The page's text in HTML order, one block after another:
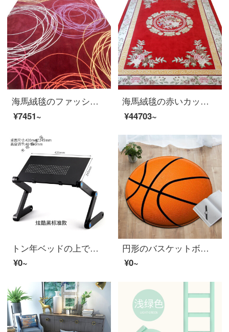
海馬絨毯のファッションは簡単です。ニュージーランドウール手製絨毯客間茶何ソファー寝室書斎オーダーメイド絨毯HM-1085オーダーメイド（平方メートルごと）のサイズが違います。カスタマーサービスに連絡してください。
¥7451~
海馬絨毯の赤いカット模様の絨毯ニュージーランドのウールの手作りの絨毯
¥44703~
トン年ベッドの上で昇降して折り畳むことができます小さいテーブルの机の上で窓の机がおっくうです。家庭用の事務室のベッドサイドのテーブルの多機能の小さいテーブルのステントの寮の学生の寝室のテーブルの黒色の標準タイプ。420*245 mm
¥0~
円形のバスケットボールNBAのスポーツのじゅうたんの勇士の倉庫の中で寝室の書斎の椅子のお尻のマットの玄関の寝室の装飾のバスケットボールはカスタマイズして客服に連絡する必要があります
¥0~